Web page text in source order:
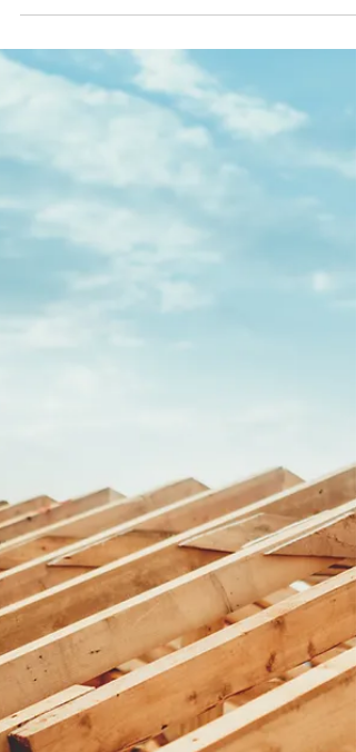
Workers Comp Wypadek
Pewien pracownik doznał wypadku podczas
tynkowania ściany w remontowanym lokalu
znajdujących się przy...